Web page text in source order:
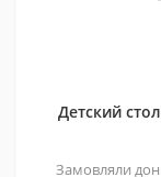
Детский
Замовляли